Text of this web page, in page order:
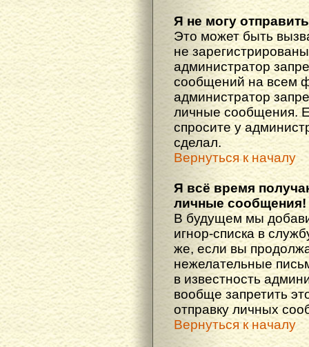
Я не могу
Это может быть
не
администратор
сообщений на всем
администратор
личные сообщения.
спросите у
сделал.
Вернуться к началу
Я всё время
личные сообщения!
В будущем мы
игнор-списка в
же, если вы
нежелательные
в известность
вообще запретить
отправку личных
Вернуться к началу